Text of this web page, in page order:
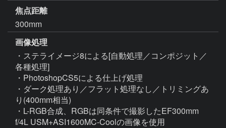
焦点距離
300mm
画像処理
・ステライメージ8による[自動処理／コンポジット／
各種処理]
・PhotoshopCS5による仕上げ処理
・ダーク処理あり／フラット処理なし／トリミングあ
り(400mm相当)
・L-RGB合成、RGBは同条件で撮影したEF300mm
f/4L USM+ASI1600MC-Coolの画像を使用